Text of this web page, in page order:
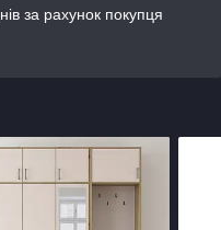
за рахунок покупця